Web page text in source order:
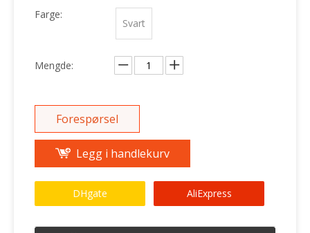
Farge:
Svart
Mengde:
Forespørsel
Legg i handlekurv
DHgate AliExpress